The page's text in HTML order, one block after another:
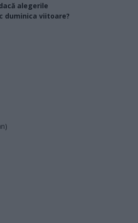
alegerile
duminica viitoare?